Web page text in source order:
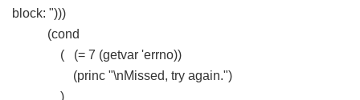
block: ")))
(cond
( (= 7 (getvar 'errno))
(princ "\nMissed, try again.")
)